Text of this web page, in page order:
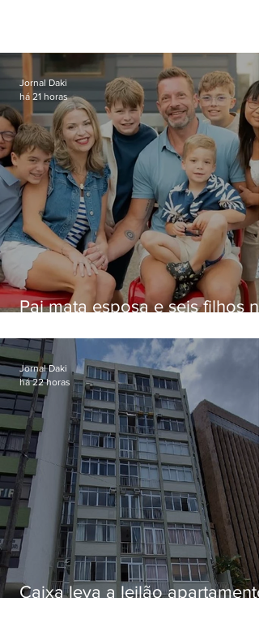
Pai mata esposa e seis filhos
Jornal Daki
há 21 horas
Caixa leva a leilão apartamento
Jornal Daki
há 22 horas